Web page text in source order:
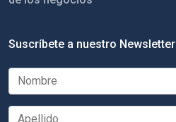
Suscríbete a nuestro Newsletter